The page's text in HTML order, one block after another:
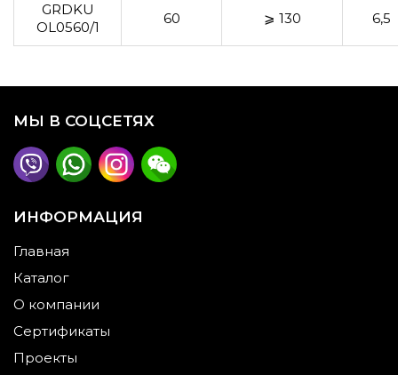
GRDKU
OL0560/1
60 ⩾ 130 6,5
МЫ В СОЦСЕТЯХ
ИНФОРМАЦИЯ
Главная
Каталог
О компании
Сертификаты
Проекты